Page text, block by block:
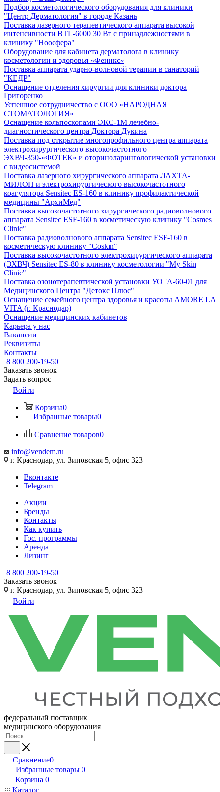
Подбор косметологического оборудования для клиники
"Центр Дерматология" в городе Казань
Поставка лазерного терапевтического аппарата высокой
интенсивности BTL-6000 30 Вт с принадлежностями в
клинику "Ноосфера"
Оборудование для кабинета дерматолога в клинику
косметологии и здоровья «Феникс»
Поставка аппарата ударно-волновой терапии в санаторий
"КЕДР"
Оснащение отделения хирургии для клиники доктора
Григоренко
Успешное сотрудничество с ООО «НАРОДНАЯ
СТОМАТОЛОГИЯ»
Оснащение кольпоскопами ЭКС-1М лечебно-
диагностического центра Доктора Дукина
Поставка под открытие многопрофильного центра аппарата
электрохирургического высокочастотного
ЭХВЧ-350-«ФОТЕК» и оториноларингологической установки
с видеосистемой
Поставка лазерного хирургического аппарата ЛАХТА-
МИЛОН и электрохирургического высокочастотного
коагулятора Sensitec ES-160 в клинику профилактической
медицины "АрхиМед"
Поставка высокочастотного хирургического радиоволнового
аппарата Sensitec ESF-160 в косметическую клинику "Cosmes
Clinic"
Поставка радиоволнового аппарата Sensitec ESF-160 в
косметическую клинику "Coskin"
Поставка высокочастотного электрохирургического аппарата
(ЭХВЧ) Sensitec ES-80 в клинику косметологии "My Skin
Clinic"
Поставка озонотерапевтической установки УОТА-60-01 для
Медицинского Центра "Детокс Плюс"
Оснащение семейного центра здоровья и красоты AMORE LA
VITA (г. Краснодар)
Оснащение медицинских кабинетов
Карьера у нас
Вакансии
Реквизиты
Контакты
8 800 200-19-50
Заказать звонок
Задать вопрос
Войти
Корзина0
Избранные товары0
Сравнение товаров0
info@vendem.ru
г. Краснодар, ул. Зиповская 5, офис 323
Вконтакте
Telegram
Акции
Бренды
Контакты
Как купить
Гос. программы
Аренда
Лизинг
8 800 200-19-50
Заказать звонок
г. Краснодар, ул. Зиповская 5, офис 323
Войти
федеральный поставщик
медицинского оборудования
Сравнение0
Избранные товары 0
Корзина 0
Каталог